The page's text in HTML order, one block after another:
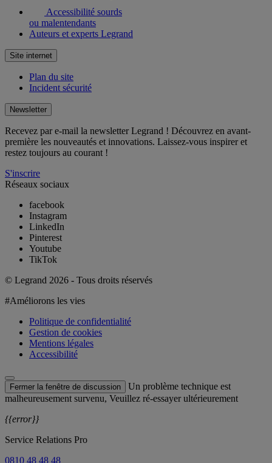
Accessibilité sourds
ou malentendants
Auteurs et experts Legrand
Site internet
Plan du site
Incident sécurité
Newsletter
Recevez par e-mail la newsletter Legrand ! Découvrez en avant-
première les nouveautés et innovations. Laissez-vous inspirer et
restez toujours au courant !
S'inscrire
Réseaux sociaux
facebook
Instagram
LinkedIn
Pinterest
Youtube
TikTok
© Legrand 2026 - Tous droits réservés
#Améliorons les vies
Politique de confidentialité
Gestion de cookies
Mentions légales
Accessibilité
Fermer la fenêtre de discussion
Un problème technique est
malheureusement survenu, Veuillez ré-essayer ultérieurement
{{error}}
Service Relations Pro
0810 48 48 48